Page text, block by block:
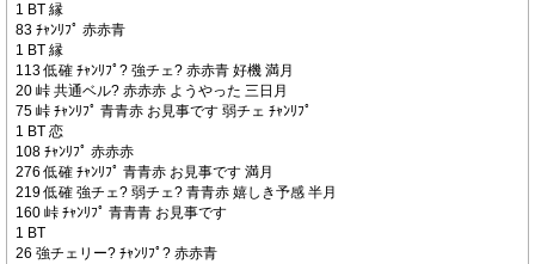
1 BT 縁
83 ﾁｬﾝﾘﾌﾟ 赤赤青
1 BT 縁
113 低確 ﾁｬﾝﾘﾌﾟ? 強チェ? 赤赤青 好機 満月
20 峠 共通ベル? 赤赤赤 ようやった 三日月
75 峠 ﾁｬﾝﾘﾌﾟ 青青赤 お見事です 弱チェ ﾁｬﾝﾘﾌﾟ
1 BT 恋
108 ﾁｬﾝﾘﾌﾟ 赤赤赤
276 低確 ﾁｬﾝﾘﾌﾟ 青青赤 お見事です 満月
219 低確 強チェ? 弱チェ? 青青赤 嬉しき予感 半月
160 峠 ﾁｬﾝﾘﾌﾟ 青青青 お見事です
1 BT
26 強チェリー? ﾁｬﾝﾘﾌﾟ? 赤赤青